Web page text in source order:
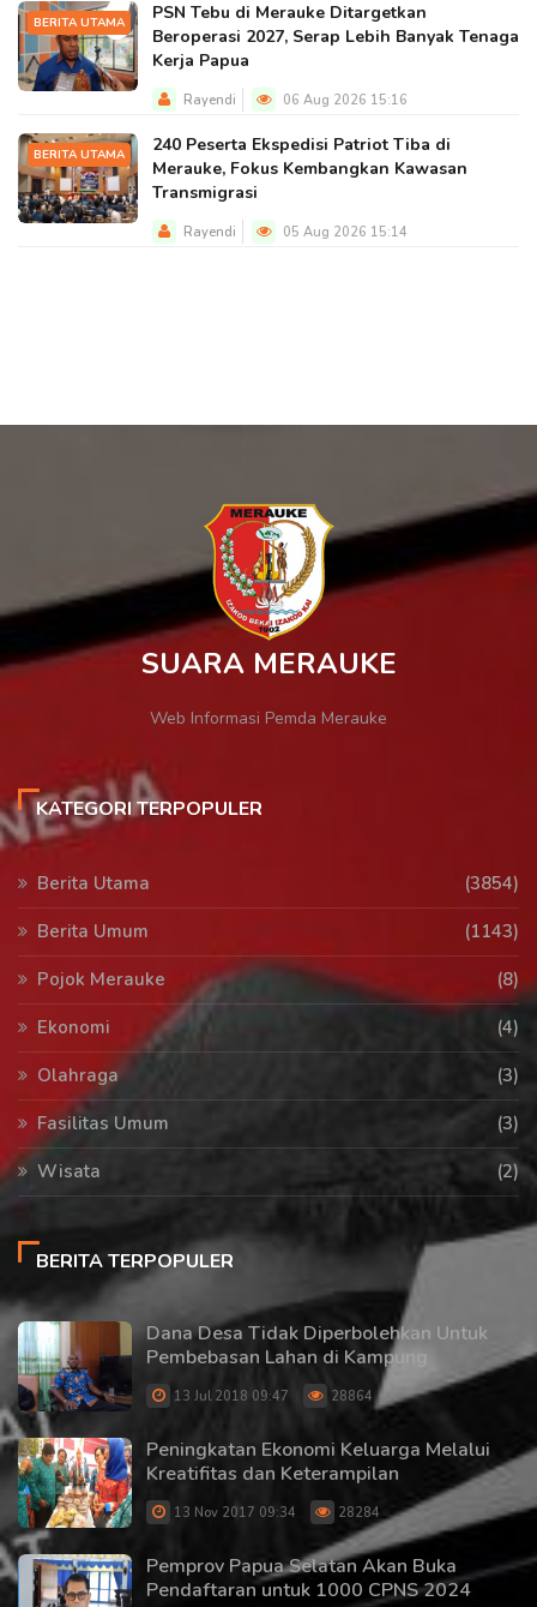
BERITA UTAMA
PSN Tebu di Merauke Ditargetkan
Beroperasi 2027, Serap Lebih Banyak Tenaga
Kerja Papua
Rayendi 06 Aug 2026 15:16
BERITA UTAMA
240 Peserta Ekspedisi Patriot Tiba di
Merauke, Fokus Kembangkan Kawasan
Transmigrasi
Rayendi 05 Aug 2026 15:14
SUARA MERAUKE
Web Informasi Pemda Merauke
KATEGORI TERPOPULER
Berita Utama
(3854)
Berita Umum
(1143)
Pojok Merauke
(8)
Ekonomi
(4)
Olahraga
(3)
Fasilitas Umum
(3)
Wisata
(2)
BERITA TERPOPULER
Dana Desa Tidak Diperbolehkan Untuk
Pembebasan Lahan di Kampung
13 Jul 2018 09:47 28864
Peningkatan Ekonomi Keluarga Melalui
Kreatifitas dan Keterampilan
13 Nov 2017 09:34 28284
Pemprov Papua Selatan Akan Buka
Pendaftaran untuk 1000 CPNS 2024